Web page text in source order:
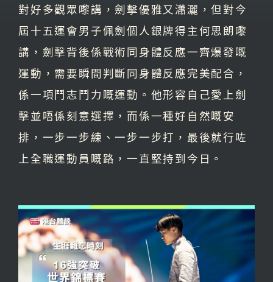
對好多觀眾嚟講，劍擊優雅又瀟灑，但對今
屆十五運會男子佩劍個人銀牌得主何思朗嚟
講，劍擊背後係戰術同身體反應一齊爆發嘅
運動，需要瞬間判斷同身體反應完美配合，
係一項鬥志鬥力嘅運動。他形容自己愛上劍
擊並唔係刻意選擇，而係一種好自然嘅安
排，一步一步練、一步一步打，最後就行咗
上全職運動員嘅路，一直堅持到今日。